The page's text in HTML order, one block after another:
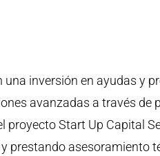
inversión en ayudas y
avanzadas a través de
Start Up Capital
y prestando asesoramiento